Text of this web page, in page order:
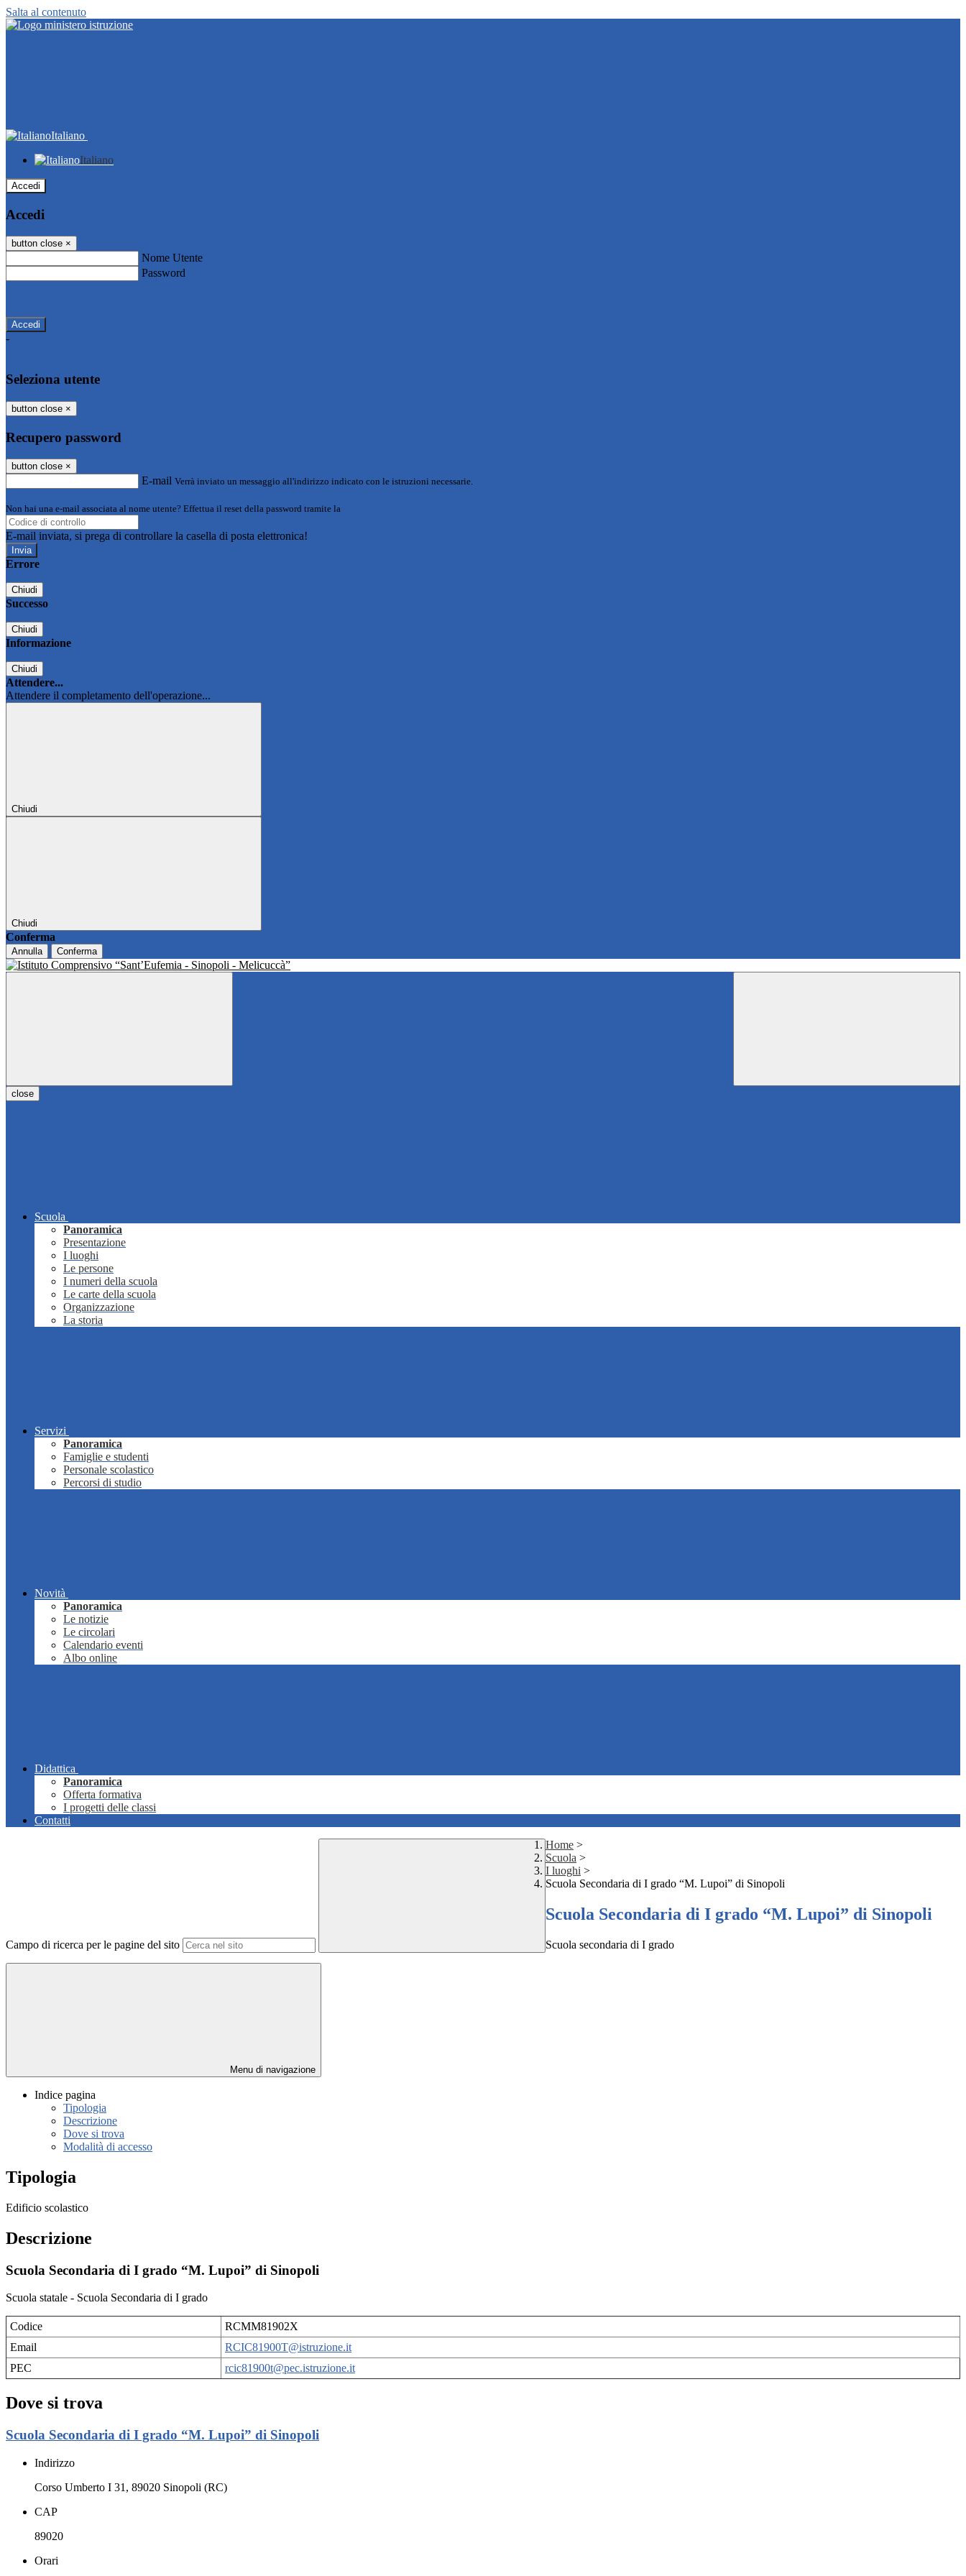
Salta al contenuto
Italiano
Italiano
Accedi
Accedi
button close ×
Nome Utente
Password
-
Seleziona utente
button close ×
Recupero password
button close ×
E-mail Verrà inviato un messaggio all'indirizzo indicato con le istruzioni necessarie.
Non hai una e-mail associata al nome utente? Effettua il reset della password tramite la
E-mail inviata, si prega di controllare la casella di posta elettronica!
Errore
Chiudi
Successo
Chiudi
Informazione
Chiudi
Attendere...
Attendere il completamento dell'operazione...
Chiudi
Chiudi
Conferma
Annulla Conferma
close
Scuola
Panoramica
Presentazione
I luoghi
Le persone
I numeri della scuola
Le carte della scuola
Organizzazione
La storia
Servizi
Panoramica
Famiglie e studenti
Personale scolastico
Percorsi di studio
Novità
Panoramica
Le notizie
Le circolari
Calendario eventi
Albo online
Didattica
Panoramica
Offerta formativa
I progetti delle classi
Contatti
Campo di ricerca per le pagine del sito
Home >
Scuola >
I luoghi >
Scuola Secondaria di I grado “M. Lupoi” di Sinopoli
Scuola Secondaria di I grado “M. Lupoi” di Sinopoli
Scuola secondaria di I grado
Menu di navigazione
Indice pagina
Tipologia
Descrizione
Dove si trova
Modalità di accesso
Tipologia
Edificio scolastico
Descrizione
Scuola Secondaria di I grado “M. Lupoi” di Sinopoli
Scuola statale - Scuola Secondaria di I grado
Codice
RCMM81902X
Email
RCIC81900T@istruzione.it
PEC
rcic81900t@pec.istruzione.it
Dove si trova
Scuola Secondaria di I grado “M. Lupoi” di Sinopoli
Indirizzo
Corso Umberto I 31, 89020 Sinopoli (RC)
CAP
89020
Orari